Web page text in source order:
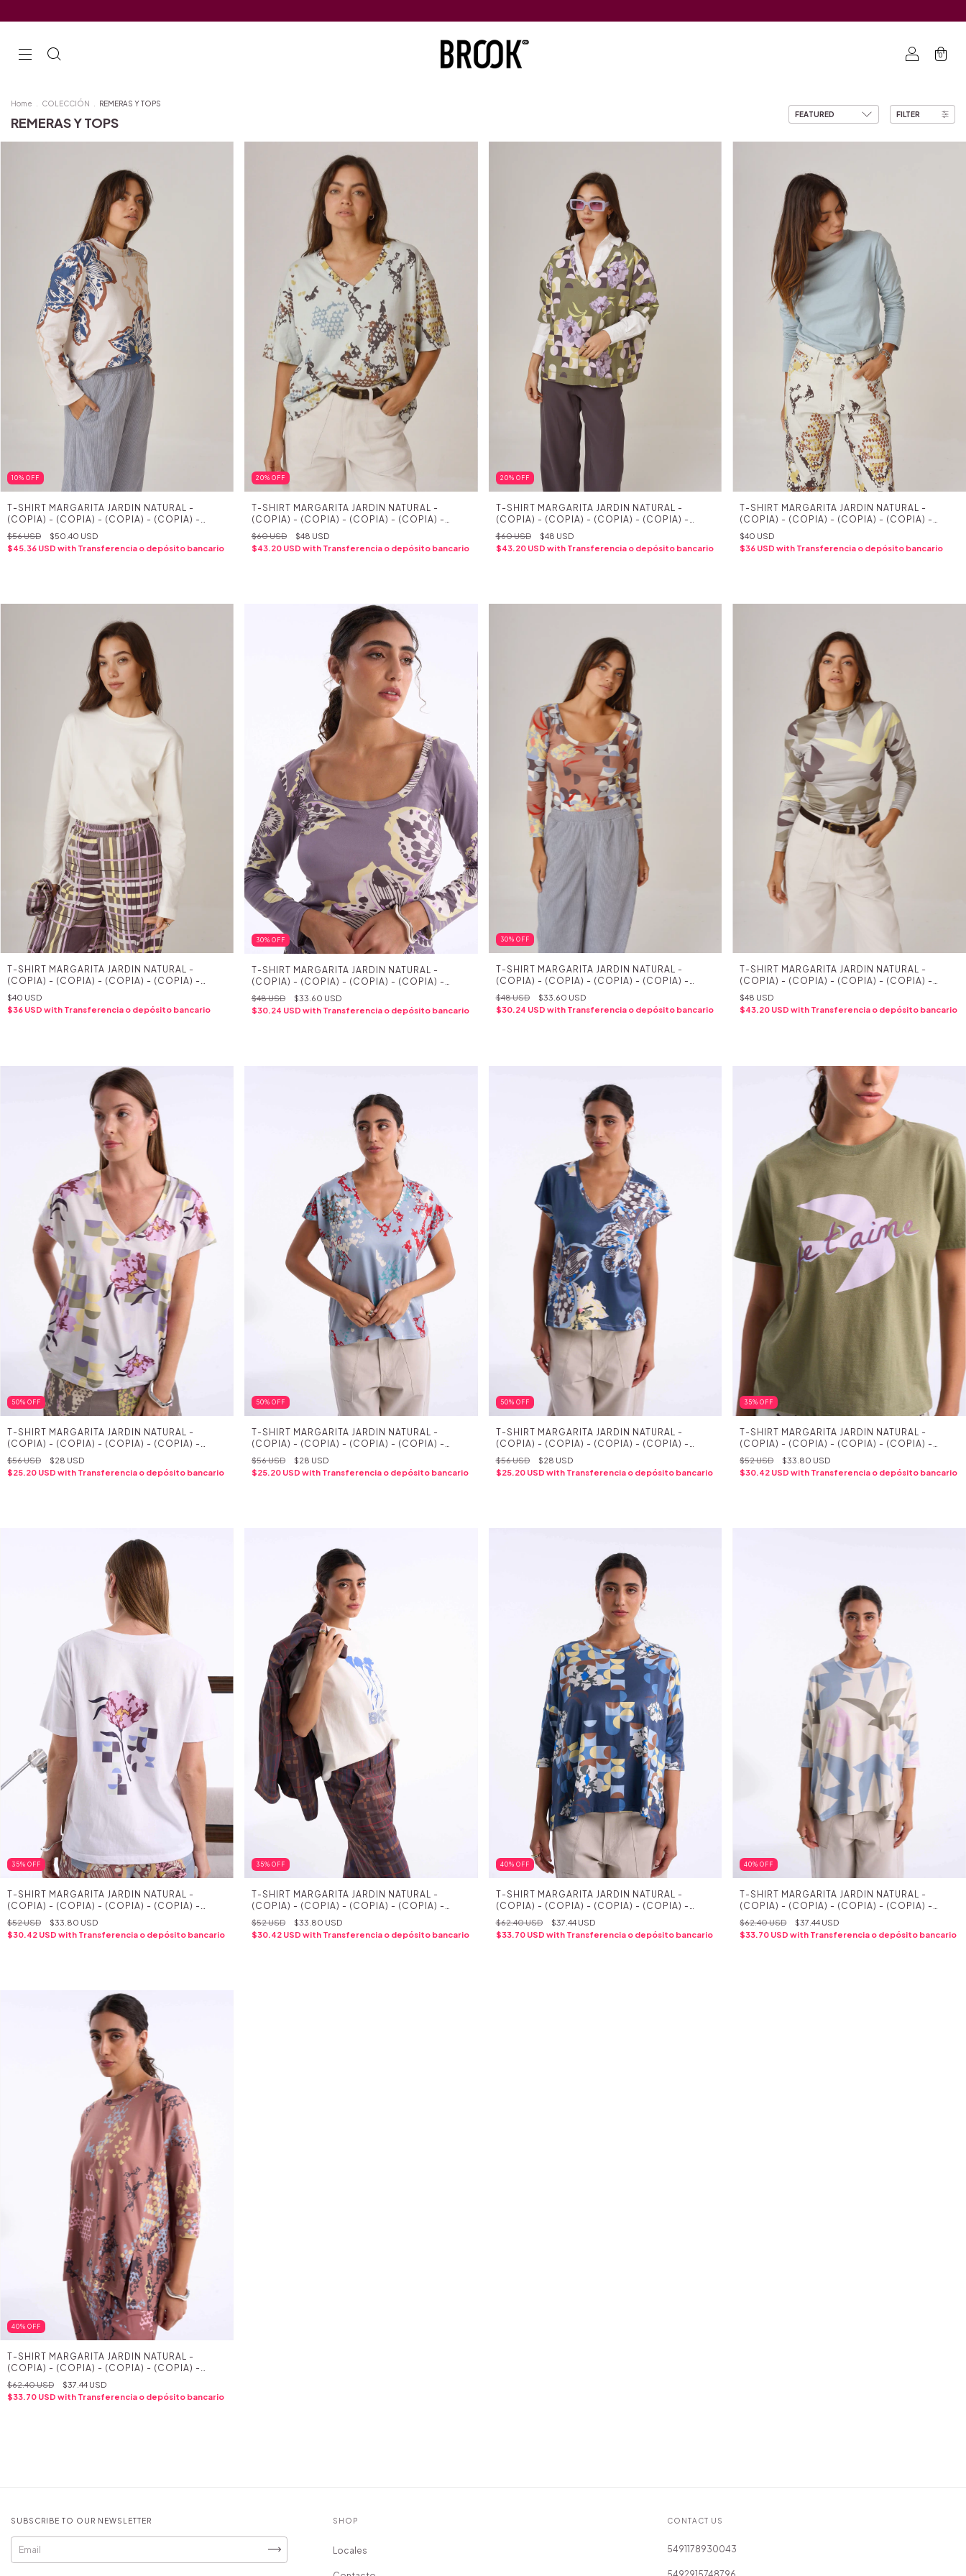
0
Home COLECCIÓN REMERAS Y TOPS
REMERAS Y TOPS FILTER
10% OFF
T-SHIRT MARGARITA JARDIN NATURAL -
(COPIA) - (COPIA) - (COPIA) - (COPIA) -
(COPIA) - (COPIA) - (COPIA) - (COPIA) -
(COPIA) - (COPIA) - (COPIA) - (COPIA) -
(COPIA) - (COPIA) - (COPIA) - (COPIA) -
$56 USD
$50.40 USD
$45.36 USD with Transferencia o depósito bancario
20% OFF
T-SHIRT MARGARITA JARDIN NATURAL -
(COPIA) - (COPIA) - (COPIA) - (COPIA) -
(COPIA) - (COPIA) - (COPIA) - (COPIA) -
(COPIA) - (COPIA) - (COPIA) - (COPIA) -
(COPIA) - (COPIA) - (COPIA) - (COPIA) -
$60 USD
$48 USD
$43.20 USD with Transferencia o depósito bancario
20% OFF
T-SHIRT MARGARITA JARDIN NATURAL -
(COPIA) - (COPIA) - (COPIA) - (COPIA) -
(COPIA) - (COPIA) - (COPIA) - (COPIA) -
(COPIA) - (COPIA) - (COPIA) - (COPIA) -
(COPIA) - (COPIA) - (COPIA) - (COPIA) -
$60 USD
$48 USD
$43.20 USD with Transferencia o depósito bancario
T-SHIRT MARGARITA JARDIN NATURAL -
(COPIA) - (COPIA) - (COPIA) - (COPIA) -
(COPIA) - (COPIA) - (COPIA) - (COPIA) -
(COPIA) - (COPIA) - (COPIA) - (COPIA) -
(COPIA) - (COPIA) - (COPIA) - (COPIA) -
$40 USD
$36 USDwith Transferencia o depósito bancario
T-SHIRT MARGARITA JARDIN NATURAL -
(COPIA) - (COPIA) - (COPIA) - (COPIA) -
(COPIA) - (COPIA) - (COPIA) - (COPIA) -
(COPIA) - (COPIA) - (COPIA) - (COPIA) -
(COPIA) - (COPIA) - (COPIA) - (COPIA) -
$40 USD
$36 USD with Transferencia o depósito bancario
30% OFF
T-SHIRT MARGARITA JARDIN NATURAL -
(COPIA) - (COPIA) - (COPIA) - (COPIA) -
(COPIA) - (COPIA) - (COPIA) - (COPIA) -
(COPIA) - (COPIA) - (COPIA) - (COPIA) -
(COPIA) - (COPIA) - (COPIA) - (COPIA) -
$48 USD
$33.60 USD
$30.24 USD with Transferencia o depósito bancario
30% OFF
T-SHIRT MARGARITA JARDIN NATURAL -
(COPIA) - (COPIA) - (COPIA) - (COPIA) -
(COPIA) - (COPIA) - (COPIA) - (COPIA) -
(COPIA) - (COPIA) - (COPIA) - (COPIA) -
(COPIA) - (COPIA) - (COPIA) - (COPIA) -
$48 USD
$33.60 USD
$30.24 USD with Transferencia o depósito bancario
T-SHIRT MARGARITA JARDIN NATURAL -
(COPIA) - (COPIA) - (COPIA) - (COPIA) -
(COPIA) - (COPIA) - (COPIA) - (COPIA) -
(COPIA) - (COPIA) - (COPIA) - (COPIA) -
(COPIA) - (COPIA) - (COPIA) - (COPIA) -
$48 USD
$43.20 USDwith Transferencia o depósito bancario
50% OFF
T-SHIRT MARGARITA JARDIN NATURAL -
(COPIA) - (COPIA) - (COPIA) - (COPIA) -
(COPIA) - (COPIA) - (COPIA) - (COPIA) -
(COPIA) - (COPIA) - (COPIA) - (COPIA) -
(COPIA) - (COPIA) - (COPIA) - (COPIA) -
$56 USD
$28 USD
$25.20 USD with Transferencia o depósito bancario
50% OFF
T-SHIRT MARGARITA JARDIN NATURAL -
(COPIA) - (COPIA) - (COPIA) - (COPIA) -
(COPIA) - (COPIA) - (COPIA) - (COPIA) -
(COPIA) - (COPIA) - (COPIA) - (COPIA) -
(COPIA) - (COPIA) - (COPIA) - (COPIA) -
$56 USD
$28 USD
$25.20 USD with Transferencia o depósito bancario
50% OFF
T-SHIRT MARGARITA JARDIN NATURAL -
(COPIA) - (COPIA) - (COPIA) - (COPIA) -
(COPIA) - (COPIA) - (COPIA) - (COPIA) -
(COPIA) - (COPIA) - (COPIA) - (COPIA) -
(COPIA) - (COPIA) - (COPIA) - (COPIA) -
$56 USD
$28 USD
$25.20 USD with Transferencia o depósito bancario
35%OFF
T-SHIRT MARGARITA JARDIN NATURAL -
(COPIA) - (COPIA) - (COPIA) - (COPIA) -
(COPIA) - (COPIA) - (COPIA) - (COPIA) -
(COPIA) - (COPIA) - (COPIA) - (COPIA) -
(COPIA) - (COPIA) - (COPIA) - (COPIA) -
$52 USD
$33.80 USD
$30.42 USDwith Transferencia o depósito bancario
35% OFF
T-SHIRT MARGARITA JARDIN NATURAL -
(COPIA) - (COPIA) - (COPIA) - (COPIA) -
(COPIA) - (COPIA) - (COPIA) - (COPIA) -
(COPIA) - (COPIA) - (COPIA) - (COPIA) -
(COPIA) - (COPIA) - (COPIA) - (COPIA) -
$52 USD
$33.80 USD
$30.42 USD with Transferencia o depósito bancario
35% OFF
T-SHIRT MARGARITA JARDIN NATURAL -
(COPIA) - (COPIA) - (COPIA) - (COPIA) -
(COPIA) - (COPIA) - (COPIA) - (COPIA) -
(COPIA) - (COPIA) - (COPIA) - (COPIA) -
(COPIA) - (COPIA) - (COPIA) - (COPIA) -
$52 USD
$33.80 USD
$30.42 USD with Transferencia o depósito bancario
40% OFF
T-SHIRT MARGARITA JARDIN NATURAL -
(COPIA) - (COPIA) - (COPIA) - (COPIA) -
(COPIA) - (COPIA) - (COPIA) - (COPIA) -
(COPIA) - (COPIA) - (COPIA) - (COPIA) -
(COPIA) - (COPIA) - (COPIA) - (COPIA) -
$62.40 USD
$37.44 USD
$33.70 USD with Transferencia o depósito bancario
40%OFF
T-SHIRT MARGARITA JARDIN NATURAL -
(COPIA) - (COPIA) - (COPIA) - (COPIA) -
(COPIA) - (COPIA) - (COPIA) - (COPIA) -
(COPIA) - (COPIA) - (COPIA) - (COPIA) -
(COPIA) - (COPIA) - (COPIA) - (COPIA) -
$62.40 USD
$37.44 USD
$33.70 USDwith Transferencia o depósito bancario
40% OFF
T-SHIRT MARGARITA JARDIN NATURAL -
(COPIA) - (COPIA) - (COPIA) - (COPIA) -
(COPIA) - (COPIA) - (COPIA) - (COPIA) -
(COPIA) - (COPIA) - (COPIA) - (COPIA) -
(COPIA) - (COPIA) - (COPIA) - (COPIA) -
$62.40 USD
$37.44 USD
$33.70 USD with Transferencia o depósito bancario
SUBSCRIBE TO OUR NEWSLETTER SHOP
Locales
CONTACT US
5491178930043